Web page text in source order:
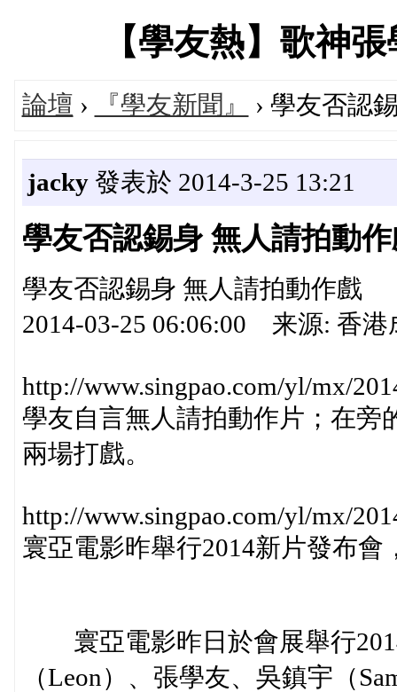
【學友熱】歌神
論壇 › 『學友新聞』 › 學友否認
jacky發表於 2014-3-25 13:21
學友否認錫身 無人請拍動
學友否認錫身 無人請拍動作戲
2014-03-25 06:06:00 来源: 香港
http://www.singpao.com/yl/mx/
學友自言無人請拍動作片；在旁
兩場打戲。
http://www.singpao.com/yl/mx/
寰亞電影昨舉行2014新片發布
寰亞電影昨日於會展舉行
（Leon）、張學友、吳鎮宇（